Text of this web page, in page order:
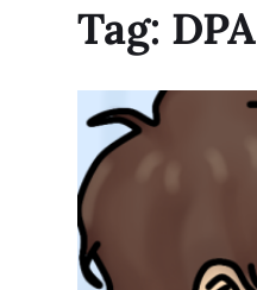
Tag: DPA